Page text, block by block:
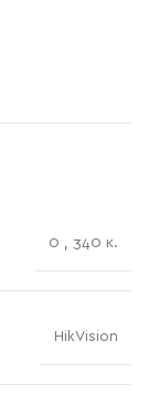
0 , 340 κ.
HikVision